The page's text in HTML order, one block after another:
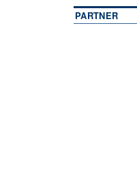
PARTNER